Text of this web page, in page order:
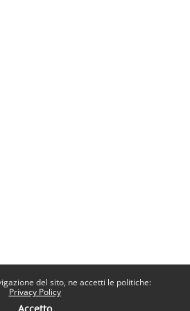
del sito, ne accetti le politiche:
Privacy Policy